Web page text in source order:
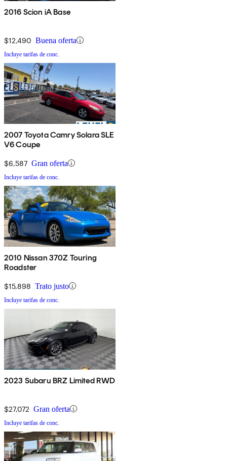
2016 Scion iA Base
$12,490 Buena oferta
Incluye tarifas de conc.
2007 Toyota Camry Solara SLE
V6 Coupe
$6,587 Gran oferta
Incluye tarifas de conc.
2010 Nissan 370Z Touring
Roadster
$15,898 Trato justo
Incluye tarifas de conc.
2023 Subaru BRZ Limited RWD
$27,072 Gran oferta
Incluye tarifas de conc.